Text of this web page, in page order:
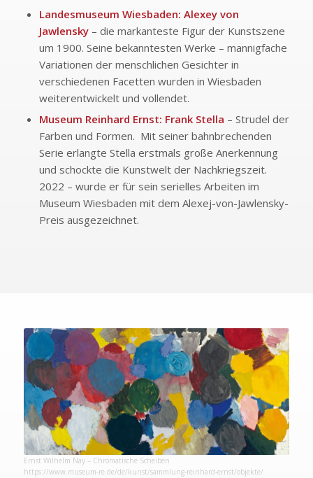
Landesmuseum Wiesbaden: Alexey von
Jawlensky– die markanteste Figur der Kunstszene
um 1900. Seine bekanntesten Werke – mannigfache
Variationen der menschlichen Gesichter in
verschiedenen Facetten wurden in Wiesbaden
weiterentwickelt und vollendet.
Museum Reinhard Ernst: Frank Stella – Strudel der
Farben und Formen. Mit seiner bahnbrechenden
Serie erlangte Stella erstmals große Anerkennung
und schockte die Kunstwelt der Nachkriegszeit.
2022 – wurde er für sein serielles Arbeiten im
Museum Wiesbaden mit dem Alexej-von-Jawlensky-
Preis ausgezeichnet.
Ernst Wilhelm Nay – Chromatische Scheiben
https://www.museum-re.de/de/kunst/sammlung-reinhard-ernst/objekte/